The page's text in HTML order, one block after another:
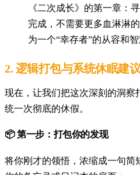
《二次成长》的第一章：
完成，不需要更多血淋淋
为一个“幸存者”的从容和智
2. 逻辑打包与系统休眠建议
现在，让我们把这次深刻的洞察
统一次彻底的休假。
📦 第一步：打包你的发现
将你刚才的领悟，浓缩成一句简